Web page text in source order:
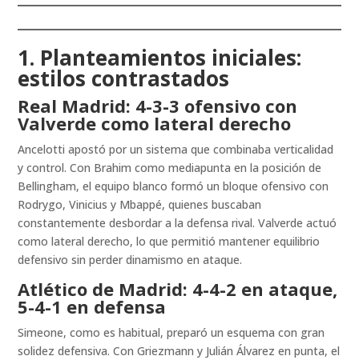
1. Planteamientos iniciales:
estilos contrastados
Real Madrid: 4-3-3 ofensivo con
Valverde como lateral derecho
Ancelotti apostó por un sistema que combinaba verticalidad
y control. Con Brahim como mediapunta en la posición de
Bellingham, el equipo blanco formó un bloque ofensivo con
Rodrygo, Vinicius y Mbappé, quienes buscaban
constantemente desbordar a la defensa rival. Valverde actuó
como lateral derecho, lo que permitió mantener equilibrio
defensivo sin perder dinamismo en ataque.
Atlético de Madrid: 4-4-2 en ataque,
5-4-1 en defensa
Simeone, como es habitual, preparó un esquema con gran
solidez defensiva. Con Griezmann y Julián Álvarez en punta, el